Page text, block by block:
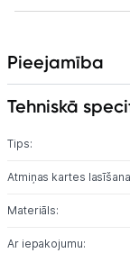
Pieejamība
Tehniskā
Tips:
Atmiņas kartes
Materiāls:
Ar iepakojumu: